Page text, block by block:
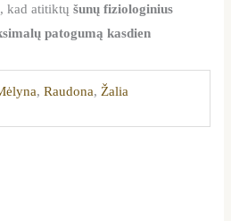
kad atitiktųšunų fiziologinius
patogumą kasdien
,Raudona, Žalia